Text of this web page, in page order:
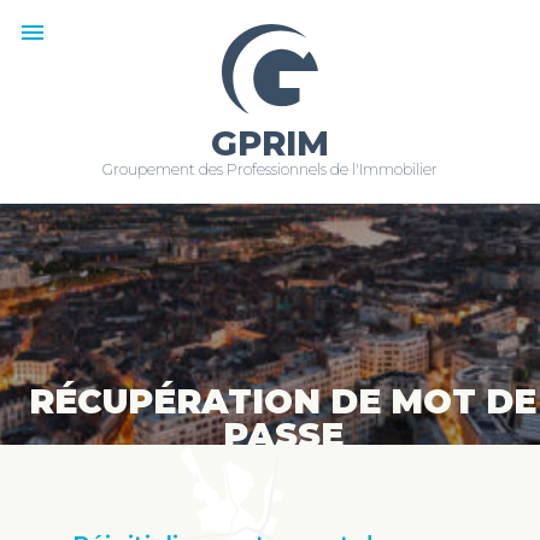
menu
GPRIM
Groupement des Professionnels de l'Immobilier
RÉCUPÉRATION DE MOT DE
PASSE